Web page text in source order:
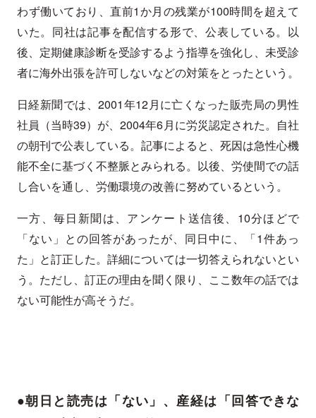
わず働いており、直前1か月の残業が100時間を超えて
いた。同社は記事を配信する形で、公表している。以
後、定期健康診断を受診するよう指導を強化し、未受診
者に海外出張を許可しないなどの対策をとったという。
日経新聞では、2001年12月に亡くなった販売局の男性
社員（当時39）が、2004年6月に労災認定された。自社
の朝刊で公表している。記事によると、死因は急性心機
能不全に基づく不整脈とみられる。以後、労使間での話
し合いを通し、労働環境の改善に努めているという。
一方、毎日新聞は、アンケート送信後、10分ほどで
「ない」との回答があったが、同日中に、「1件あっ
た」と訂正した。詳細については一切答えられないとい
う。ただし、訂正の理由を聞く限り、ここ数年の話では
ない可能性が高そうだ。
●朝日と読売は「ない」、産経は「回答できな